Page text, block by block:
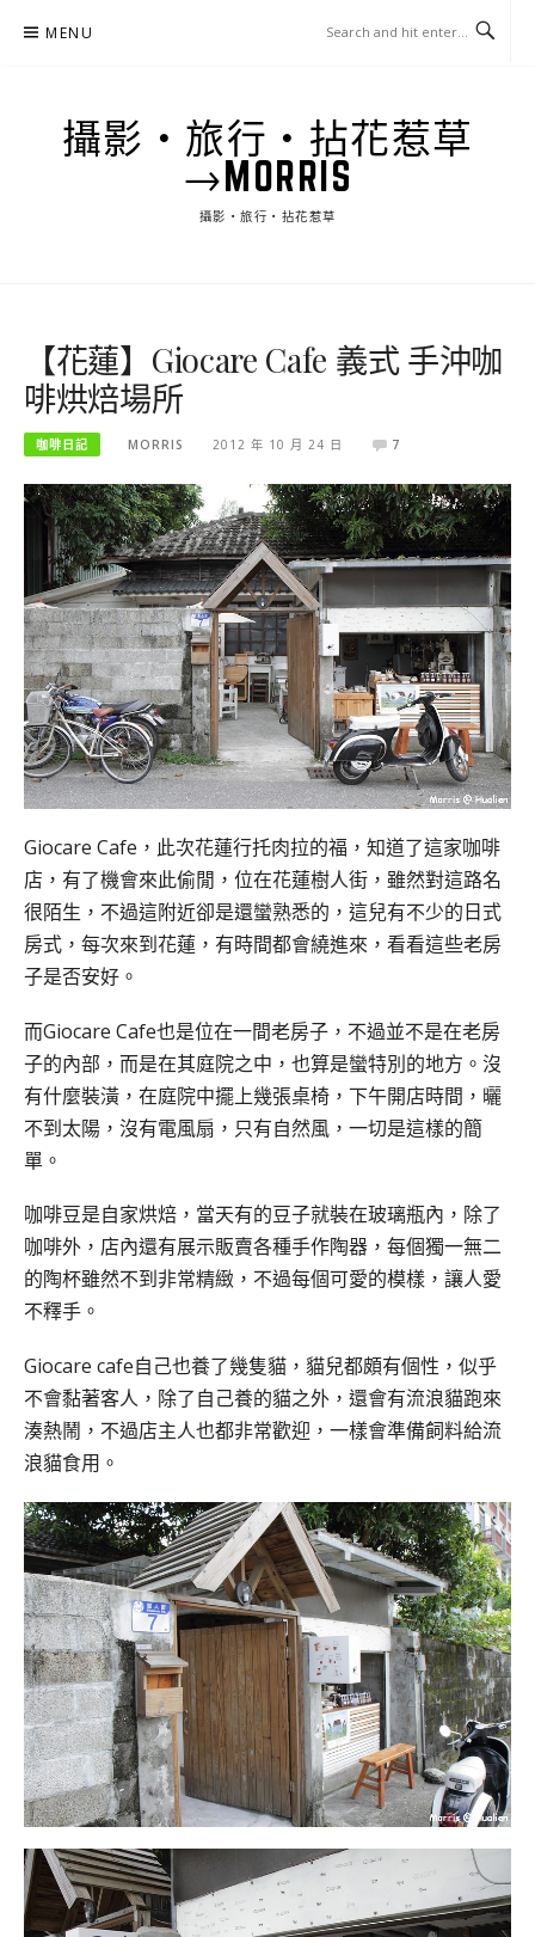
MENU
攝影‧旅行‧拈花惹草
→MORRIS
攝影‧旅行‧拈花惹草
【花蓮】Giocare Cafe 義式 手沖咖
啡烘焙場所
咖啡日記 MORRIS 2012 年 10 月 24 日 7
Giocare Cafe，此次花蓮行托肉拉的福，知道了這家咖啡
店，有了機會來此偷閒，位在花蓮樹人街，雖然對這路名
很陌生，不過這附近卻是還蠻熟悉的，這兒有不少的日式
房式，每次來到花蓮，有時間都會繞進來，看看這些老房
子是否安好。
而Giocare Cafe也是位在一間老房子，不過並不是在老房
子的內部，而是在其庭院之中，也算是蠻特別的地方。沒
有什麼裝潢，在庭院中擺上幾張桌椅，下午開店時間，曬
不到太陽，沒有電風扇，只有自然風，一切是這樣的簡
單。
咖啡豆是自家烘焙，當天有的豆子就裝在玻璃瓶內，除了
咖啡外，店內還有展示販賣各種手作陶器，每個獨一無二
的陶杯雖然不到非常精緻，不過每個可愛的模樣，讓人愛
不釋手。
Giocare cafe自己也養了幾隻貓，貓兒都頗有個性，似乎
不會黏著客人，除了自己養的貓之外，還會有流浪貓跑來
湊熱鬧，不過店主人也都非常歡迎，一樣會準備飼料給流
浪貓食用。